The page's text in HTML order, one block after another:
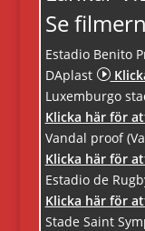
Se
Estadio Benito
DAplast I
Luxemburgo
Klicka här för
Vandal proof
Klicka här för
Estadio de
Klicka här för
Stade Saint